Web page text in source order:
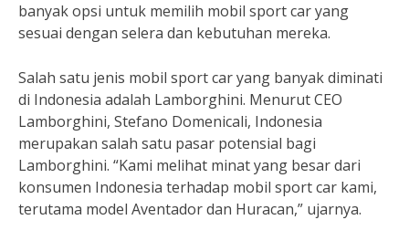
banyak opsi untuk memilih mobil sport car yang
sesuai dengan selera dan kebutuhan mereka.
Salah satu jenis mobil sport car yang banyak diminati
di Indonesia adalah Lamborghini. Menurut CEO
Lamborghini, Stefano Domenicali, Indonesia
merupakan salah satu pasar potensial bagi
Lamborghini. “Kami melihat minat yang besar dari
konsumen Indonesia terhadap mobil sport car kami,
terutama model Aventador dan Huracan,” ujarnya.